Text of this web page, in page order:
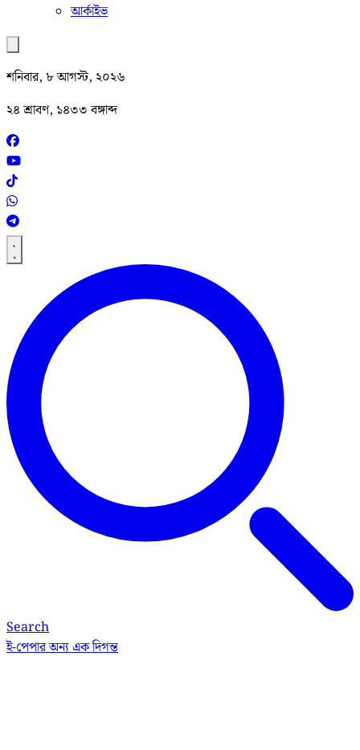
আর্কাইভ
শনিবার, ৮ আগস্ট, ২০২৬
২৪ শ্রাবণ, ১৪৩৩ বঙ্গাব্দ
Search
ই-পেপারঅন্য এক দিগন্ত